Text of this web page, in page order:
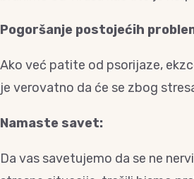
Pogoršanje postojećih
Ako već patite od psorijaze,
je verovatno da će se zbog
Namaste savet:
Da vas savetujemo da se ne